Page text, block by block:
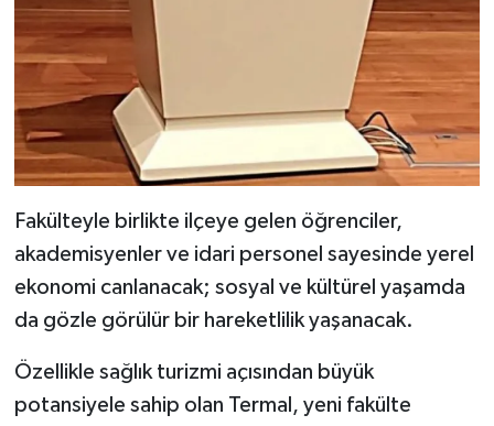
Fakülteyle birlikte ilçeye gelen öğrenciler,
akademisyenler ve idari personel sayesinde yerel
ekonomi canlanacak; sosyal ve kültürel yaşamda
da gözle görülür bir hareketlilik yaşanacak.
Özellikle sağlık turizmi açısından büyük
potansiyele sahip olan Termal, yeni fakülte